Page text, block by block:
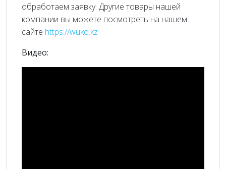
обработаем заявку. Другие товары нашей
компании вы можете посмотреть на нашем
сайте https://wuko.kz
Видео: